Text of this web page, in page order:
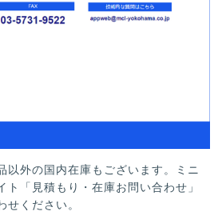
以外の国内在庫もございます。ミニ
ト「見積もり・在庫お問い合わせ」
せください。